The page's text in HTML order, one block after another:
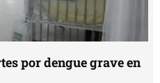
por dengue grave en